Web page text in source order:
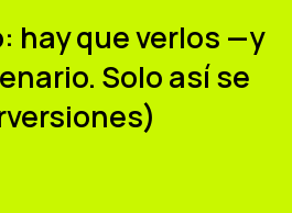
hay que verlos —y
Solo así se